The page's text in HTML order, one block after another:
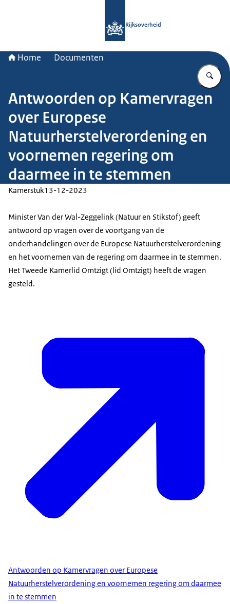
Rijksoverheid
Home Documenten
Antwoorden op Kamervragen
over Europese
Natuurherstelverordening en
voornemen regering om
daarmee in te stemmen
Kamerstuk13-12-2023
Minister Van der Wal-Zeggelink (Natuur en Stikstof) geeft
antwoord op vragen over de voortgang van de
onderhandelingen over de Europese Natuurherstelverordening
en het voornemen van de regering om daarmee in te stemmen.
Het Tweede Kamerlid Omtzigt (lid Omtzigt) heeft de vragen
gesteld.
Antwoorden op Kamervragen over Europese
Natuurherstelverordening en voornemen regering om daarmee
in te stemmen